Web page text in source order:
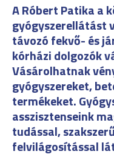
A Róbert Patika a
gyógyszerellátást
távozó fekvő- és
kórházi dolgozók
Vásárolhatnak
gyógyszereket,
termékeket.
asszisztenseink
tudással,
felvilágosítással